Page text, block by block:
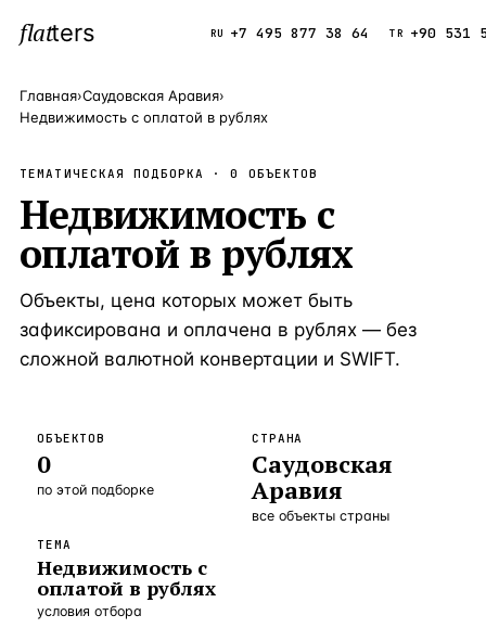
flatters RU +7 495 877 38 64 TR +90 531
Турция —Страна
Россия — Страна
Испания —Страна
Кипр —Страна
Таиланд
Сочи —Локация
Алания Турция · 2
Таиланд · 2
Новороссийск
Стамбул — Локация
Главная›Саудовская Аравия›
Недвижимость с оплатой в рублях
ТЕМАТИЧЕСКАЯ ПОДБОРКА ·0 ОБЪЕКТОВ
Недвижимость с
оплатой в рублях
Объекты, цена которых может быть
зафиксирована и оплачена в рублях — без
сложной валютной конвертации и SWIFT.
ОБЪЕКТОВ
0
по этой подборке
СТРАНА
Саудовская
Аравия
все объекты страны
ТЕМА
Недвижимость с
оплатой в рублях
условия отбора